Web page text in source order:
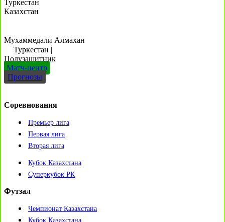
Туркестан
Казахстан
Мухаммедали Алмахан
Туркестан |
Полузащитник
Матч-центр
Прогнозы
Соревнования
Премьер лига
Первая лига
Вторая лига
Кубок Казахстана
Суперкубок РК
Футзал
Чемпионат Казахстана
Кубок Казахстана